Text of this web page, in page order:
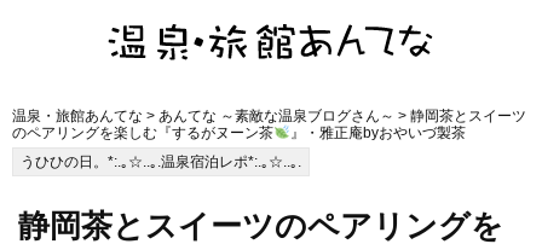
温泉・旅館あんてな > あんてな ～素敵な温泉ブログさん～ > 静岡茶とスイーツ
のペアリングを楽しむ『するがヌーン茶
』・雅正庵byおやいづ製茶
うひひの日。*:.｡☆..｡.温泉宿泊レポ*:.｡☆..｡.
静岡茶とスイーツのペアリングを